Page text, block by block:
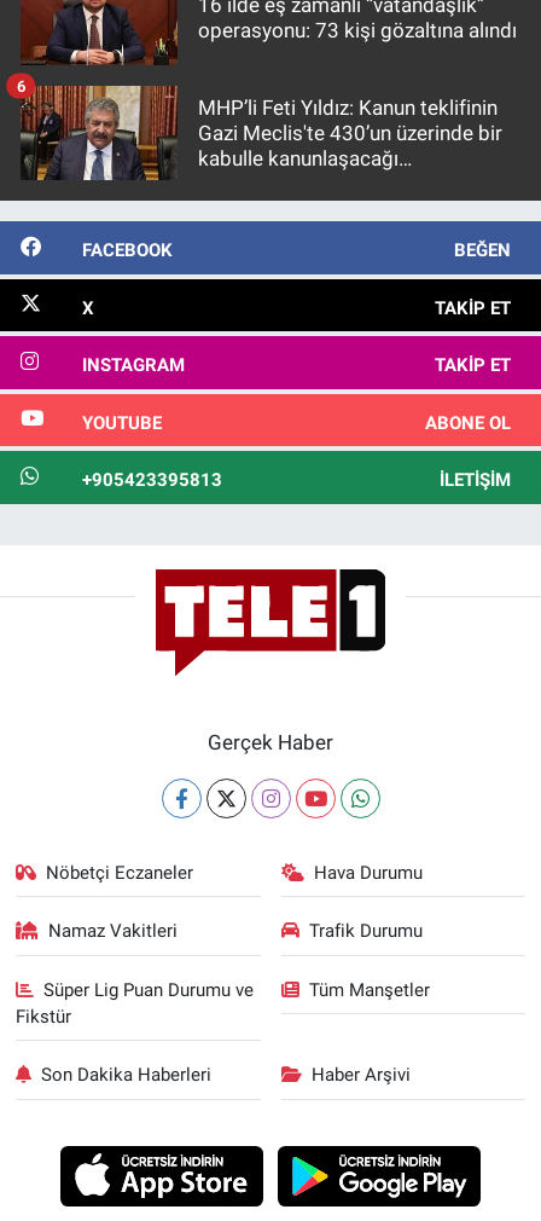
16 ilde eş zamanlı “vatandaşlık”
operasyonu: 73 kişi gözaltına alındı
MHP’li Feti Yıldız: Kanun teklifinin
Gazi Meclis'te 430’un üzerinde bir
kabulle kanunlaşacağı
6
FACEBOOK BEĞEN
X TAKIP ET
INSTAGRAM TAKIP ET
YOUTUBE ABONE OL
+905423395813 İLETIŞIM
Gerçek Haber
Nöbetçi Eczaneler Hava Durumu
Namaz Vakitleri Trafik Durumu
Süper Lig Puan Durumu ve
Fikstür
Tüm Manşetler
Son Dakika Haberleri Haber Arşivi